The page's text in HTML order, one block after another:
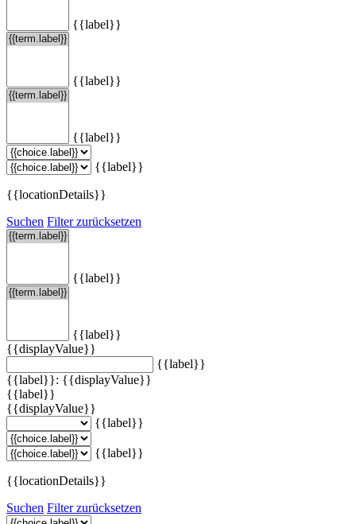
{{label}}
{{label}}
{{label}}
{{label}}
{{locationDetails}}
Suchen Filter zurücksetzen
{{label}}
{{label}}
{{displayValue}}
{{label}}
{{label}}: {{displayValue}}
{{label}}
{{displayValue}}
{{label}}
{{label}}
{{locationDetails}}
Suchen Filter zurücksetzen